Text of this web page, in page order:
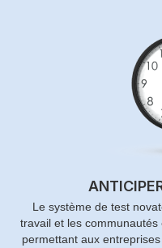
Le système de test
travail et les
permettant aux